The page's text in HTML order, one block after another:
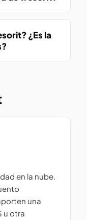
¿Es la
en la nube.
una
u otra